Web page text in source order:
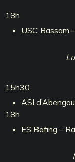
18h
USC Bassam
15h30
ASI
18h
ES Bafing –